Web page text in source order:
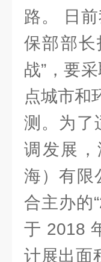
路。 日
保部部长
战”，要
点城市和
测。为了
调发展
海）有限
合主办的
于 2018
计展出面